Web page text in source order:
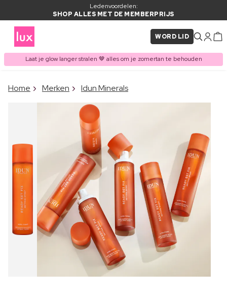
Ledenvoordelen:
SHOP ALLES MET DE MEMBERPRIJS
WORD LID
Laat je glow langer stralen 🤎 alles om je zomertan te behouden
ITEM TOEGEVOEGD AAN
WINKELMAND
Home Merken Idun Minerals